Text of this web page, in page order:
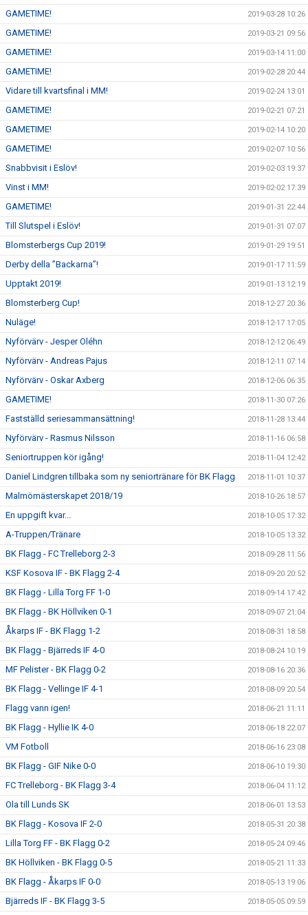
GAMETIME! 2019-03-28 10:26
GAMETIME! 2019-03-21 09:56
GAMETIME! 2019-03-14 11:00
GAMETIME! 2019-02-28 20:44
Vidare till kvartsfinal i MM! 2019-02-24 13:01
GAMETIME! 2019-02-21 07:21
GAMETIME! 2019-02-14 10:20
GAMETIME! 2019-02-07 10:56
Snabbvisit i Eslöv! 2019-02-03 19:37
Vinst i MM! 2019-02-02 17:39
GAMETIME! 2019-01-31 22:44
Till Slutspel i Eslöv! 2019-01-31 07:07
Blomsterbergs Cup 2019! 2019-01-29 19:51
Derby della ”Backarna”! 2019-01-17 11:59
Upptakt 2019! 2019-01-13 12:19
Blomsterberg Cup! 2018-12-27 20:36
Nuläge! 2018-12-17 17:05
Nyförvärv - Jesper Oléhn 2018-12-12 06:49
Nyförvärv - Andreas Pajus 2018-12-11 07:14
Nyförvärv - Oskar Axberg 2018-12-06 06:35
GAMETIME! 2018-11-30 07:26
Fastställd seriesammansättning! 2018-11-28 13:44
Nyförvärv - Rasmus Nilsson 2018-11-16 06:58
Seniortruppen kör igång! 2018-11-04 12:42
Daniel Lindgren tillbaka som ny seniortränare för BK Flagg 2018-11-01 10:37
Malmömästerskapet 2018/19 2018-10-26 18:57
En uppgift kvar... 2018-10-05 17:32
A-Truppen/Tränare 2018-10-05 13:32
BK Flagg - FC Trelleborg 2-3 2018-09-28 11:56
KSF Kosova IF - BK Flagg 2-4 2018-09-20 20:52
BK Flagg - Lilla Torg FF 1-0 2018-09-14 17:42
BK Flagg - BK Höllviken 0-1 2018-09-07 21:04
Åkarps IF - BK Flagg 1-2 2018-08-31 18:58
BK Flagg - Bjärreds IF 4-0 2018-08-24 10:19
MF Pelister - BK Flagg 0-2 2018-08-16 20:36
BK Flagg - Vellinge IF 4-1 2018-08-09 20:54
Flagg vann igen! 2018-06-21 11:11
BK Flagg - Hyllie IK 4-0 2018-06-18 22:07
VM Fotboll 2018-06-16 23:08
BK Flagg - GIF Nike 0-0 2018-06-10 19:30
FC Trelleborg - BK Flagg 3-4 2018-06-04 11:12
Ola till Lunds SK 2018-06-01 13:53
BK Flagg - Kosova IF 2-0 2018-05-31 20:38
Lilla Torg FF - BK Flagg 0-2 2018-05-24 09:46
BK Höllviken - BK Flagg 0-5 2018-05-21 11:33
BK Flagg - Åkarps IF 0-0 2018-05-13 19:06
Bjärreds IF - BK Flagg 3-5 2018-05-05 09:59